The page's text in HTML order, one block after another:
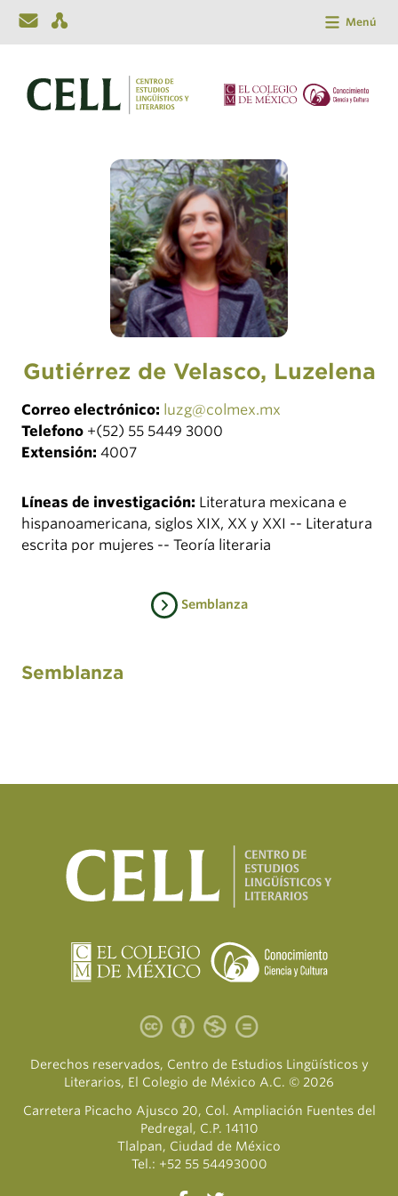
Menú
Gutiérrez de Velasco, Luzelena
Correo electrónico: luzg@colmex.mx
Telefono +(52) 55 5449 3000
Extensión: 4007
Líneas de investigación: Literatura mexicana e
hispanoamericana, siglos XIX, XX y XXI -- Literatura
escrita por mujeres -- Teoría literaria
Semblanza
Semblanza
Derechos reservados, Centro de Estudios Lingüísticos y
Literarios, El Colegio de México A.C. © 2026
Carretera Picacho Ajusco 20, Col. Ampliación Fuentes del
Pedregal, C.P. 14110
Tlalpan, Ciudad de México
Tel.: +52 55 54493000